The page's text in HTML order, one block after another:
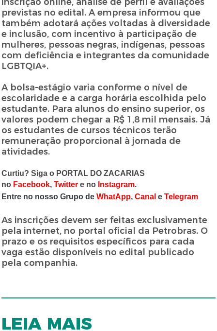
previstas no edital. A empresa informou que
também adotará ações voltadas à diversidade
e inclusão, com incentivo à participação de
mulheres, pessoas negras, indígenas, pessoas
com deficiência e integrantes da comunidade
LGBTQIA+.
A bolsa-estágio varia conforme o nível de
escolaridade e a carga horária escolhida pelo
estudante. Para alunos do ensino superior, os
valores podem chegar a R$ 1,8 mil mensais. Já
os estudantes de cursos técnicos terão
remuneração proporcional à jornada de
atividades.
Curtiu? Siga o PORTAL DO ZACARIAS
no Facebook,Twitter e no Instagram.
Entre no nosso Grupo deWhatApp,Canal eTelegram
As inscrições devem ser feitas exclusivamente
pela internet, no portal oficial da Petrobras. O
prazo e os requisitos específicos para cada
vaga estão disponíveis no edital publicado
pela companhia.
LEIA MAIS